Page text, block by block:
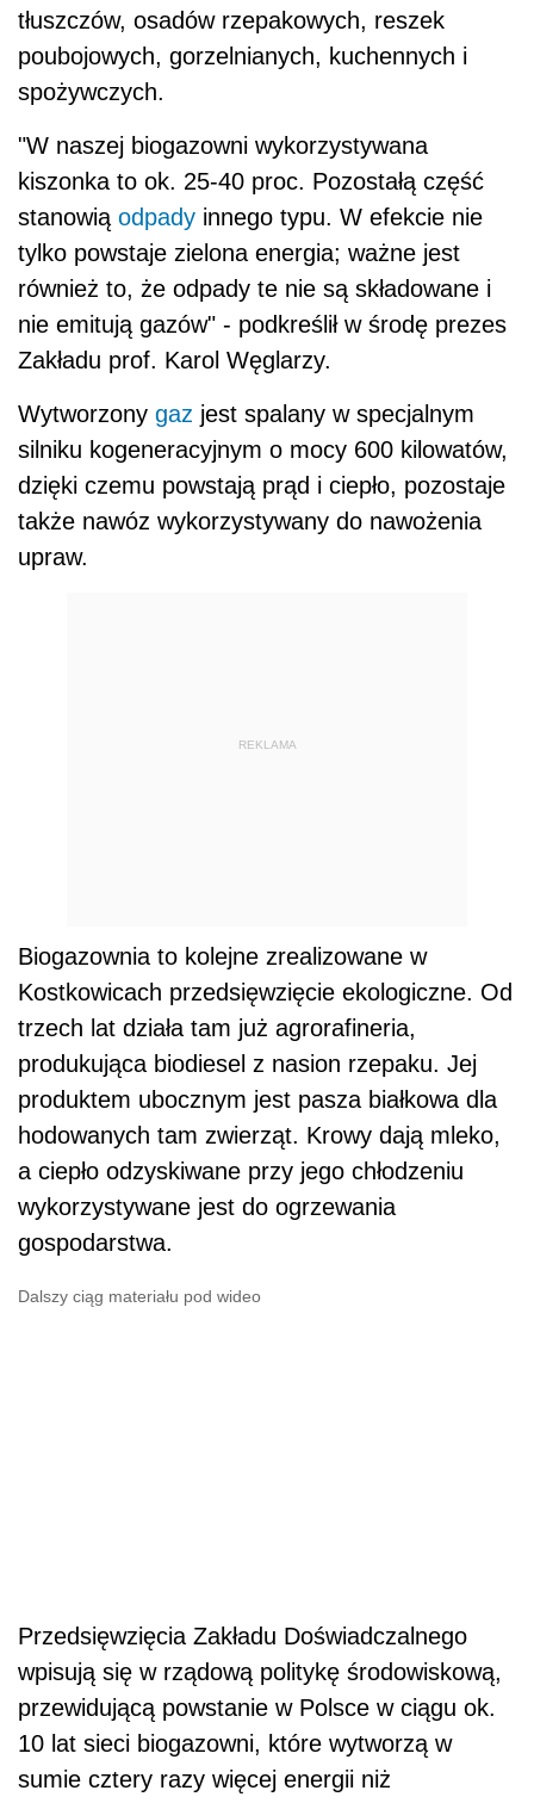
tłuszczów, osadów rzepakowych, reszek
poubojowych, gorzelnianych, kuchennych i
spożywczych.
"W naszej biogazowni wykorzystywana
kiszonka to ok. 25-40 proc. Pozostałą część
stanowią odpady innego typu. W efekcie nie
tylko powstaje zielona energia; ważne jest
również to, że odpady te nie są składowane i
nie emitują gazów" - podkreślił w środę prezes
Zakładu prof. Karol Węglarzy.
Wytworzony gaz jest spalany w specjalnym
silniku kogeneracyjnym o mocy 600 kilowatów,
dzięki czemu powstają prąd i ciepło, pozostaje
także nawóz wykorzystywany do nawożenia
upraw.
REKLAMA
Biogazownia to kolejne zrealizowane w
Kostkowicach przedsięwzięcie ekologiczne. Od
trzech lat działa tam już agrorafineria,
produkująca biodiesel z nasion rzepaku. Jej
produktem ubocznym jest pasza białkowa dla
hodowanych tam zwierząt. Krowy dają mleko,
a ciepło odzyskiwane przy jego chłodzeniu
wykorzystywane jest do ogrzewania
gospodarstwa.
Dalszy ciąg materiału pod wideo
Przedsięwzięcia Zakładu Doświadczalnego
wpisują się w rządową politykę środowiskową,
przewidującą powstanie w Polsce w ciągu ok.
10 lat sieci biogazowni, które wytworzą w
sumie cztery razy więcej energii niż